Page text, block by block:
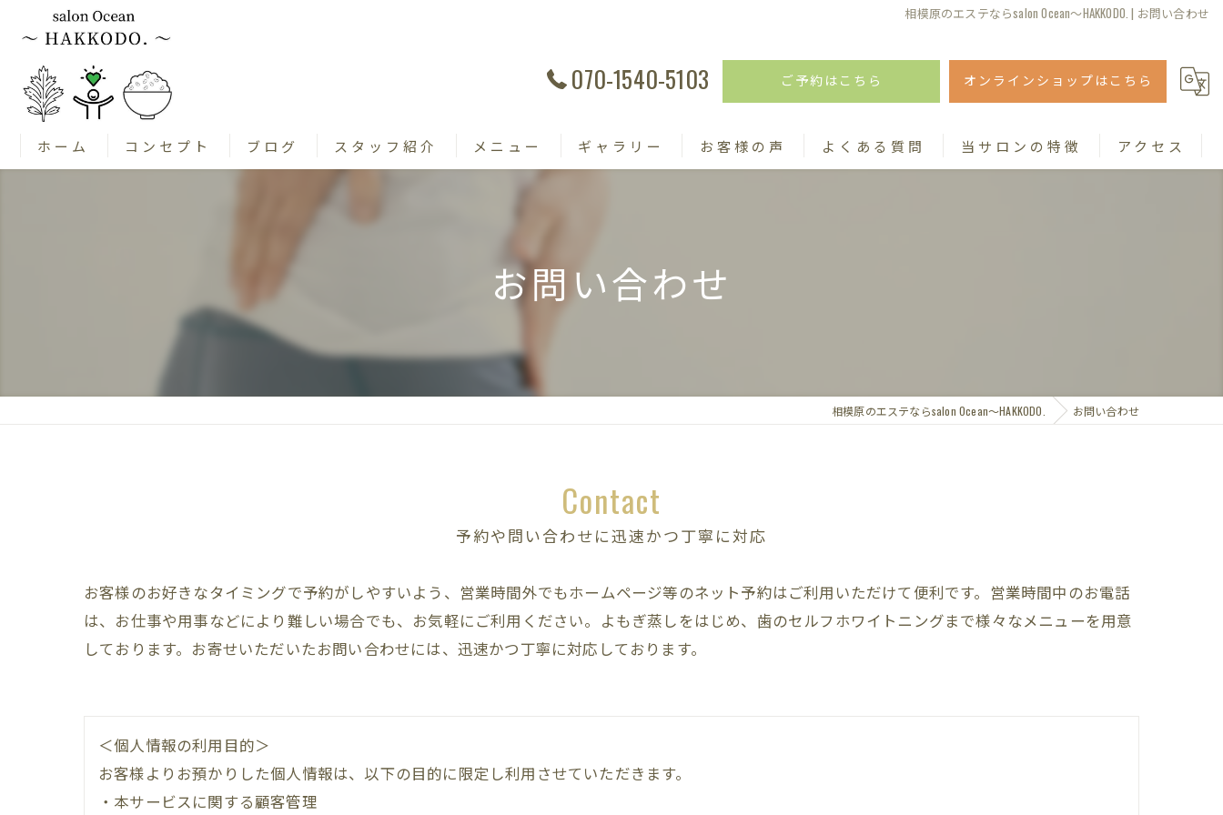
相模原のエステならsalon Ocean～HAKKODO. | お問い合わせ
070-1540-5103 ご予約はこちら オンラインショップはこちら
ホーム コンセプト ブログ スタッフ紹介 メニュー ギャラリー お客様の声 よくある質問 当サロンの特徴 アクセス
お問い合わせ
相模原のエステならsalon Ocean～HAKKODO. お問い合わせ
予約や問い合わせに迅速かつ丁寧に対応
Contact
お客様のお好きなタイミングで予約がしやすいよう、営業時間外でもホームページ等のネット予約はご利用いただけて便利です。営業時間中のお電話
は、お仕事や用事などにより難しい場合でも、お気軽にご利用ください。よもぎ蒸しをはじめ、歯のセルフホワイトニングまで様々なメニューを用意
しております。お寄せいただいたお問い合わせには、迅速かつ丁寧に対応しております。
＜個人情報の利用目的＞
お客様よりお預かりした個人情報は、以下の目的に限定し利用させていただきます。
・本サービスに関する顧客管理